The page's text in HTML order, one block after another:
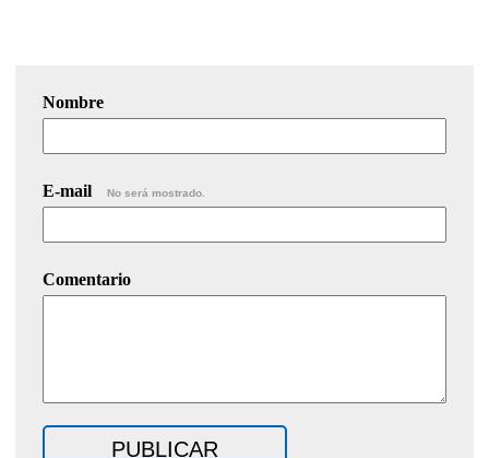
Nombre
E-mail No será mostrado.
Comentario